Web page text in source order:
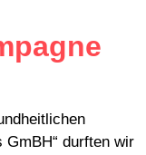
GmBH“ durften wir